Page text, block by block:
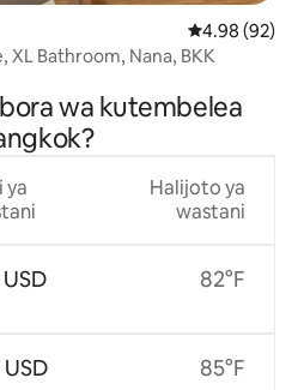
Ukadiriaji wa
4.98 (92)
XL Bathroom, Nana, BKK
wa kutembelea
ya
Halijoto ya
wastani
82°F
85°F